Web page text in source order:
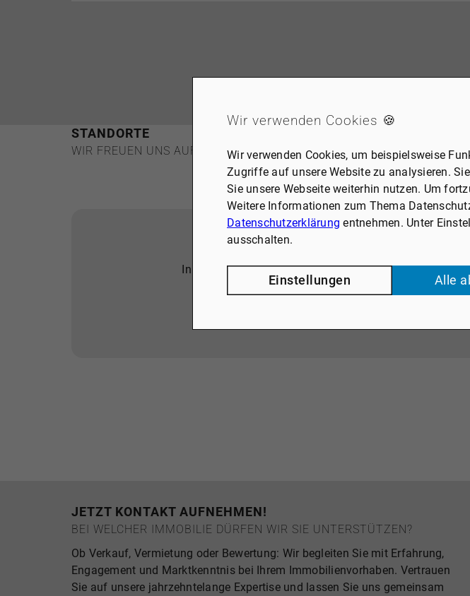
STANDORTE
WIR FREUEN UNS AUF SIE!
Inhalte aus externen Quellen, Videoplattformen und
akzeptiert werden, bedarf der Zugriff auf
JETZT KONTAKT AUFNEHMEN!
BEI WELCHER IMMOBILIE DÜRFEN WIR SIE UNTERSTÜTZEN?
Ob Verkauf, Vermietung oder Bewertung: Wir begleiten Sie mit Erfahrung,
Engagement und Marktkenntnis bei Ihrem Immobilienvorhaben. Vertrauen
Sie auf unsere jahrzehntelange Expertise und lassen Sie uns gemeinsam
Wir verwenden Cookies 🍪
Wir verwenden Cookies, um beispielsweise
Zugriffe auf unsere Website zu analysieren.
Sie unsere Webseite weiterhin nutzen. Um
Weitere Informationen zum Thema
Datenschutzerklärung entnehmen. Unter
ausschalten.
Einstellungen Alle